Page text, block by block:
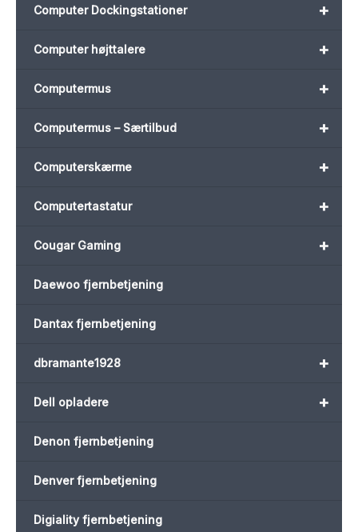
+
Computer Dockingstationer
+
Computer højttalere
+
Computermus
+
Computermus – Særtilbud
+
Computerskærme
+
Computertastatur
+
Cougar Gaming
Daewoo fjernbetjening
Dantax fjernbetjening
+
dbramante1928
+
Dell opladere
Denon fjernbetjening
Denver fjernbetjening
Digiality fjernbetjening